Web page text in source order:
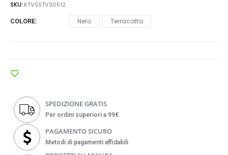
SKU:KTVSSTV30512
COLORE Nero Terracotta
SPEDIZIONE GRATIS
Per ordini superiori a 99€
PAGAMENTO SICURO
Metodi di pagamenti affidabili